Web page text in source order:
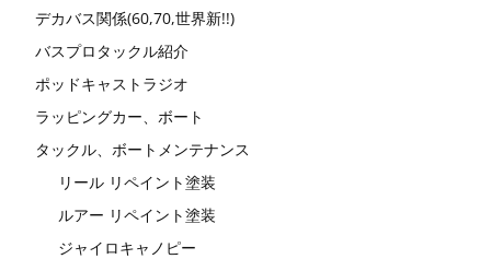
デカバス関係(60,70,世界新!!)
バスプロタックル紹介
ポッドキャストラジオ
ラッピングカー、ボート
タックル、ボートメンテナンス
リール リペイント塗装
ルアー リペイント塗装
ジャイロキャノピー